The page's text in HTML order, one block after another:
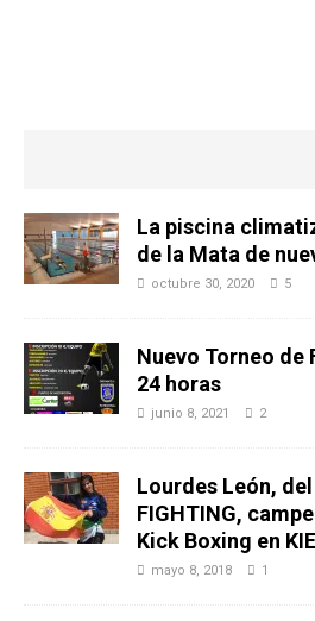
La piscina
de la Mata de
octubre 30, 2020 5
Nuevo Torneo de
24 horas
junio 8, 2021 2
Lourdes León,
FIGHTING,
Kick Boxing en
mayo 8, 2018 1